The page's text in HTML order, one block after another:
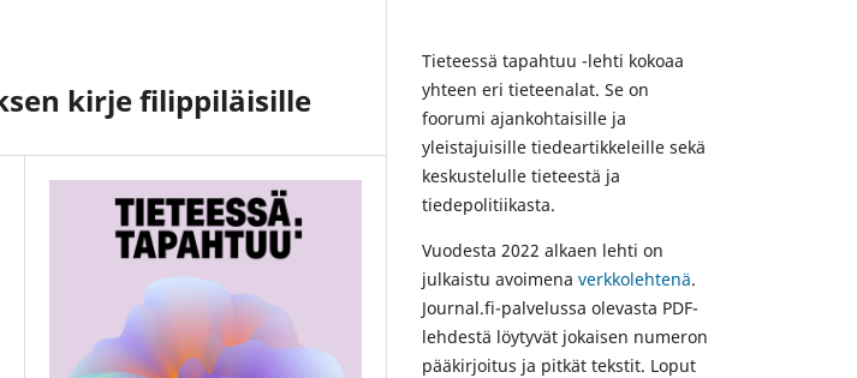
kirje filippiläisille
Tieteessä tapahtuu -lehti kokoaa
yhteen eri tieteenalat. Se on
foorumi ajankohtaisille ja
yleistajuisille tiedeartikkeleille sekä
keskustelulle tieteestä ja
tiedepolitiikasta.
Vuodesta 2022 alkaen lehti on
julkaistu avoimena verkkolehtenä.
Journal.fi-palvelussa olevasta PDF-
lehdestä löytyvät jokaisen numeron
pääkirjoitus ja pitkät tekstit. Loput